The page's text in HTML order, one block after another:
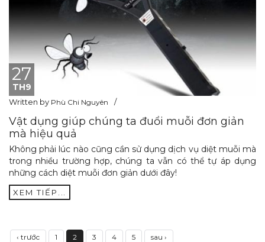
27
TH9
Written by Phù Chi Nguyên
Vật dụng giúp chúng ta đuổi muỗi đơn giản
mà hiệu quả
Không phải lúc nào cũng cần sử dụng dịch vụ diệt muỗi mà
trong nhiều trường hợp, chúng ta vẫn có thể tự áp dụng
những cách diệt muỗi đơn giản dưới đây!
XEM TIẾP...
‹ trước 1 2 3 4 5 sau ›